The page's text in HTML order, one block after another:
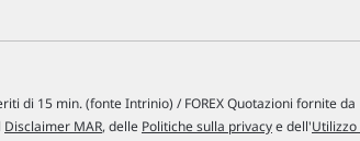
di 15 min. (fonte Intrinio) / FOREX Quotazioni fornite da
Disclaimer MAR, delle Politiche sulla privacye dell'